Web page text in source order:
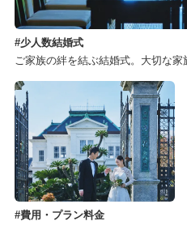
少人数結婚式
ご家族の絆を結ぶ結婚式。大切な家
費用・プラン料金